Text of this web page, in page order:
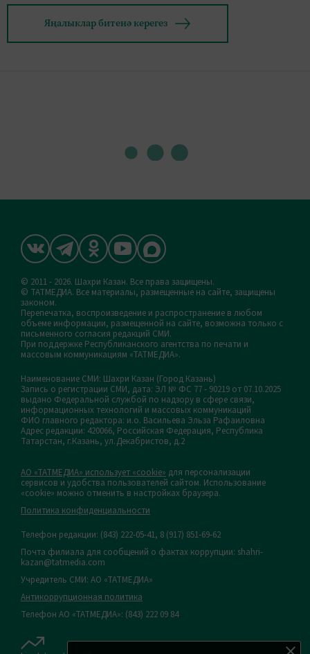
Яңалыклар битенә керегез
© 2011 - 2026. Шахри Казан. Все права защищены.
© ТАТМЕДИА. Все материалы, размещенные на сайте, защищены
законом.
Перепечатка, воспроизведение и распространение в любом
объеме информации, размещенной на сайте, возможна только с
письменного согласия редакций СМИ.
При поддержке Республиканского агентства по печати и
массовым коммуникациям «ТАТМЕДИА».
Наименование СМИ: Шахри Казан (Город Казань)
Запись о регистрации СМИ, дата: ЭЛ № ФС 77 - 90219 от 07.10.2025
выдано Федеральной службой по надзору в сфере связи,
информационных технологий и массовых коммуникаций
ФИО главного редактора: и.о. Васильева Эльза Рафаиловна
Адрес редакции: 420066, Российская Федерация, Республика
Татарстан, г.Казань, ул.Декабристов, д.2
АО «ТАТМЕДИА» использует «cookie» для персонализации
сервисов и удобства пользователей сайтом. Использование
«cookie» можно отменить в настройках браузера.
Политика конфиденциальности
Телефон редакции: (843) 222-05-41, 8 (917) 851-69-62
Почта филиала для сообщений о фактах коррупции: shahri-
kazan@tatmedia.com
Учредитель СМИ: АО «ТАТМЕДИА»
Антикоррупционная политика
Телефон АО «ТАТМЕДИА»: (843) 222 09 84